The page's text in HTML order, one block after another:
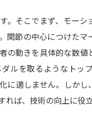
。そこでまず、モー
関節の中心につけた
の動きを具体的な数
ルを取るようなトッ
に適しません。しか
ば、技術の向上に役